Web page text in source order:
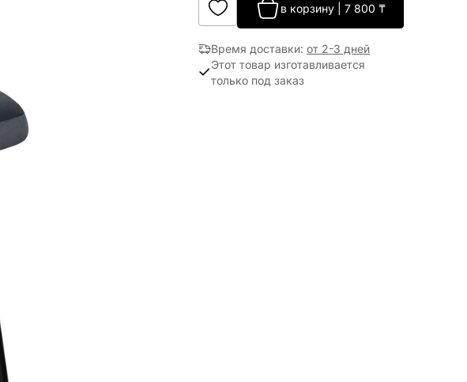
в корзину |7 800 ₸
Время доставки:от 2-3 дней
Этот товар изготавливается
только под заказ